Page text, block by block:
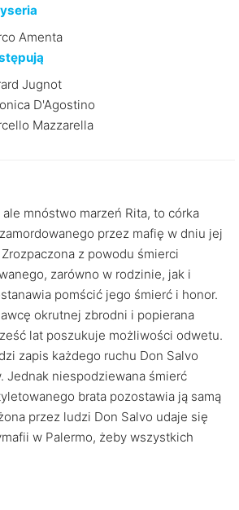
Amenta
Jugnot
D'Agostino
Mazzarella
mnóstwo marzeń Rita, to córka
przez mafię w dniu jej
z powodu śmierci
zarówno w rodzinie, jak i
pomścić jego śmierć i honor.
okrutnej zbrodni i popierana
lat poszukuje możliwości odwetu.
zapis każdego ruchu Don Salvo
Jednak niespodziewana śmierć
brata pozostawia ją samą
przez ludzi Don Salvo udaje się
w Palermo, żeby wszystkich